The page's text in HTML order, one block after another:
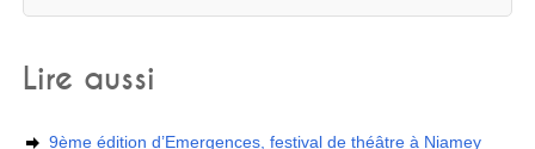
Lire aussi
9ème édition d’Emergences, festival de théâtre à Niamey